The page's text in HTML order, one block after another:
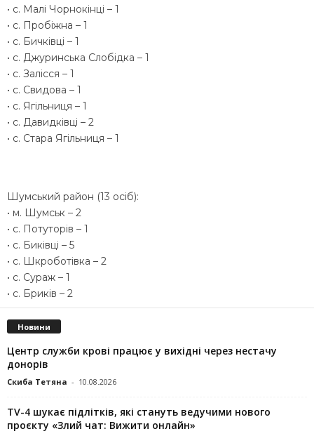
• с. Малі Чорнокінці – 1
• с. Пробіжна – 1
• с. Бичківці – 1
• с. Джуринська Слобідка – 1
• с. Залісся – 1
• с. Свидова – 1
• с. Ягільниця – 1
• с. Давидківці – 2
• с. Стара Ягільниця – 1
Шумський район (13 осіб):
• м. Шумськ – 2
• с. Потуторів – 1
• с. Биківці – 5
• с. Шкроботівка – 2
• с. Сураж – 1
• с. Бриків – 2
Новини
Центр служби крові працює у вихідні через нестачу
донорів
Скиба Тетяна - 10.08.2026
TV-4 шукає підлітків, які стануть ведучими нового
проєкту «Злий чат: Вижити онлайн»